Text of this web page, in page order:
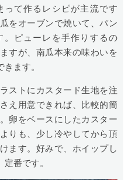
て作るレシピが主流です
をオーブンで焼いて、パン
。ピューレを手作りするの
すが、南瓜本来の味わいを
ます。
ストにカスタード生地を注
え用意できれば、比較的簡
卵をベースにしたカスター
りも、少し冷やしてから頂
ます。好みで、ホイップし
番です。